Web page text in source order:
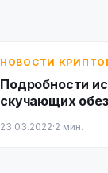
НОВОСТИ
Подробности
скучающих
23.03.2022·2 мин.